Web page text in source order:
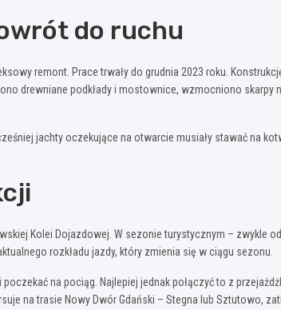
do ruchu
remont. Prace trwały do grudnia 2023 roku.
drewniane podkłady i mostownice, wzmocniono
jachty oczekujące na otwarcie musiały stawać na
Kolei Dojazdowej. W sezonie turystycznym –
rozkładu jazdy, który zmienia się w ciągu sezonu.
na pociąg. Najlepiej jednak połączyć to z
na trasie Nowy Dwór Gdański – Stegna lub Sztutowo,